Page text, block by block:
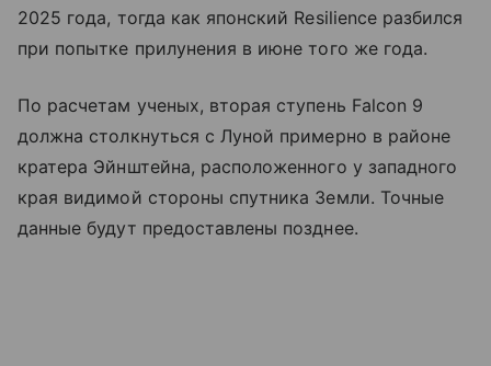
2025 года, тогда как японский Resilience разбился
при попытке прилунения в июне того же года.
По расчетам ученых, вторая ступень Falcon 9
должна столкнуться с Луной примерно в районе
кратера Эйнштейна, расположенного у западного
края видимой стороны спутника Земли. Точные
данные будут предоставлены позднее.